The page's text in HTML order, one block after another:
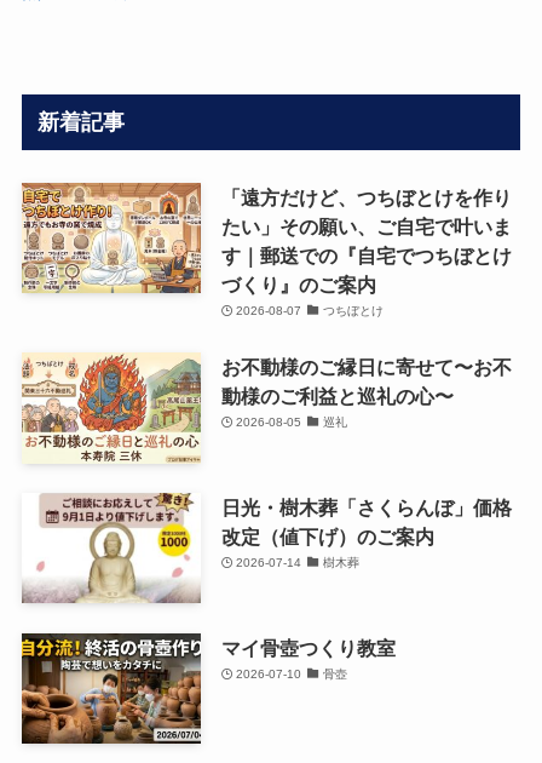
新着記事
「遠方だけど、つちぼとけを作り
たい」その願い、ご自宅で叶いま
す｜郵送での『自宅でつちぼとけ
づくり』のご案内
2026-08-07 つちぼとけ
お不動様のご縁日に寄せて〜お不
動様のご利益と巡礼の心〜
2026-08-05 巡礼
日光・樹木葬「さくらんぼ」価格
改定（値下げ）のご案内
2026-07-14 樹木葬
マイ骨壺つくり教室
2026-07-10 骨壺